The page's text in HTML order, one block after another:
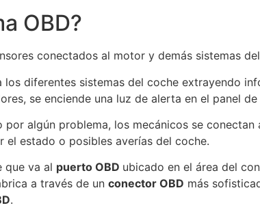
OBD?
conectados al motor y demás sistemas
los diferentes sistemas del coche extrayendo
se enciende una luz de alerta en el panel
algún problema, los mecánicos se conectan
estado o posibles averías del coche.
que va al puerto OBD ubicado en el área del
a través de un conector OBD más
.